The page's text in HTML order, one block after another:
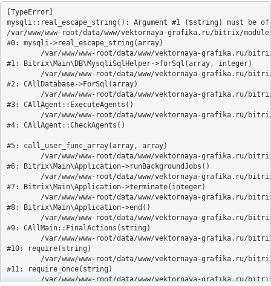
[TypeError]
mysqli::real_escape_string(): Argument #1 ($string) must be
/var/www/www-root/data/www/vektornaya-grafika.ru/bitrix/
#0: mysqli->real_escape_string(array)
#1: Bitrix\Main\DB\MysqliSqlHelper->forSql(array, integer)
#2: CAllDatabase->ForSql(array)
#3: CAllAgent::ExecuteAgents()
#4: CAllAgent::CheckAgents()
#5: call_user_func_array(array, array)
#6: Bitrix\Main\Application->runBackgroundJobs()
#7: Bitrix\Main\Application->terminate(integer)
#8: Bitrix\Main\Application->end()
#9: CAllMain::FinalActions(string)
#10: require(string)
#11: require_once(string)